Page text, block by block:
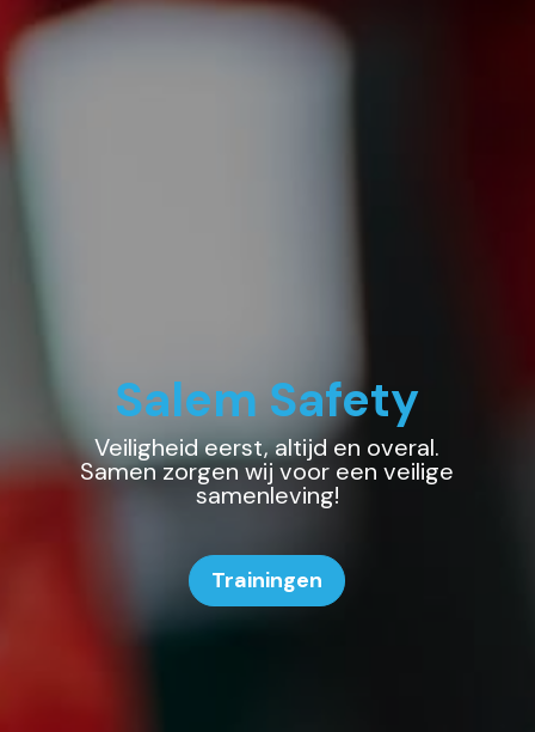
Salem Safety
Veiligheid eerst, altijd en overal.
Samen zorgen wij voor een veilige
samenleving!
Trainingen